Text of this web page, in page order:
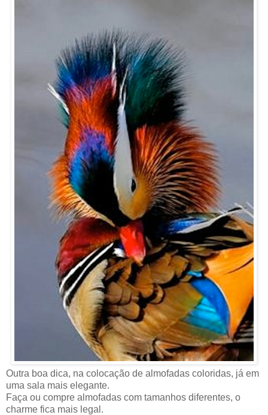
Outra boa dica, na colocação de almofadas coloridas, já em
uma sala mais elegante.
Faça ou compre almofadas com tamanhos diferentes, o
charme fica mais legal.